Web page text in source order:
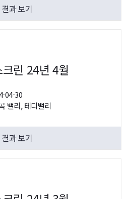
결과 보기
린 24년 4월
04-30
밸리, 테디밸리
결과 보기